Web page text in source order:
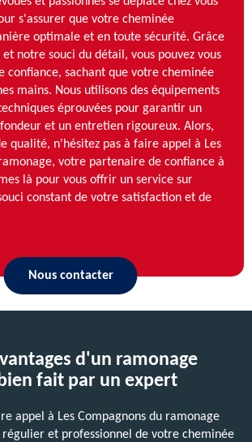
s'assurer que votre cheminée
optimale et en toute sécurité. Grâce
notre souci du détail, vous pouvez vous
confiance, sachant que votre cheminée
mains. Nous utilisons des équipements
éprouvées pour garantir un
et un entretien rigoureux. Alors,
qualité, n'hésitez pas à faire appel à Les
votre partenaire de confiance à
là pour vous offrir un service sur
constant de votre satisfaction et de
Nous contacter
d'un ramonage
fait par un expert
appel à Les Compagnons du ramonage
et professionnel de votre cheminée